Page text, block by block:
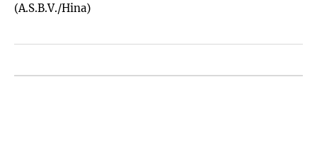
(A.S.B.V./Hina)